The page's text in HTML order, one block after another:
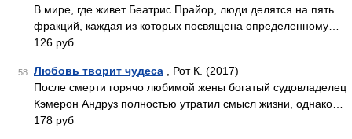
В мире, где живет Беатрис Прайор, люди делятся на пять
фракций, каждая из которых посвящена определенному…
126 руб
58 Любовь творит чудеса , Рот К. (2017)
После смерти горячо любимой жены богатый судовладелец
Кэмерон Андруз полностью утратил смысл жизни, однако…
178 руб